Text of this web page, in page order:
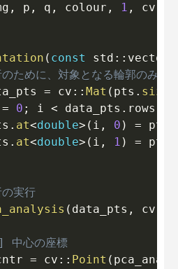
, p , q , colour , 1 , cv
( const std :: vector
ために、対象となる輪郭のみを
= cv :: Mat ( pts . size
= 0 ; i < data_pts . rows
. at<double> ( i , 0 ) = pts
. at<double> ( i , 1 ) = pts
実行
( data_pts , cv
心の座標
= cv :: Point (